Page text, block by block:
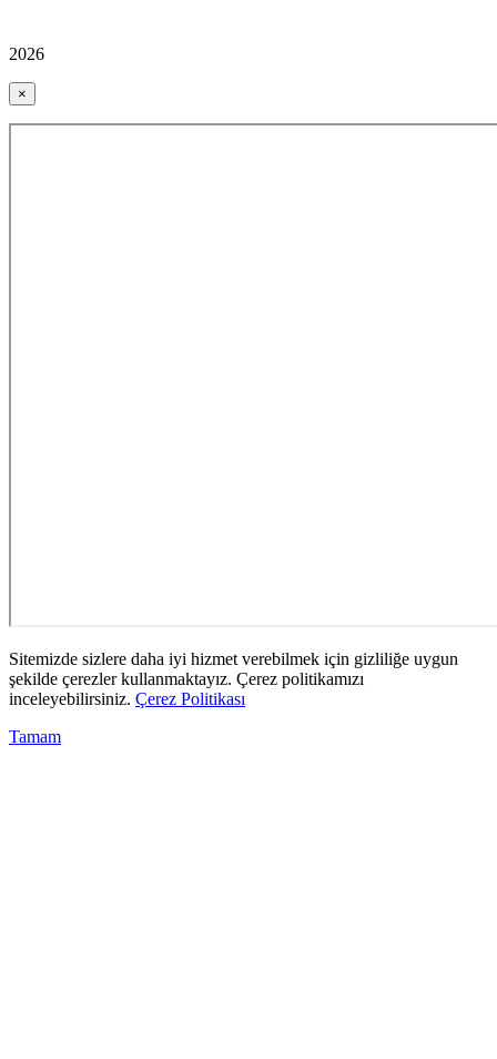
2026
×
Sitemizde sizlere daha iyi hizmet verebilmek için gizliliğe uygun
şekilde çerezler kullanmaktayız. Çerez politikamızı
inceleyebilirsiniz. Çerez Politikası
Tamam